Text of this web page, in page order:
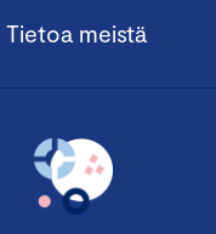
Tietoa meistä